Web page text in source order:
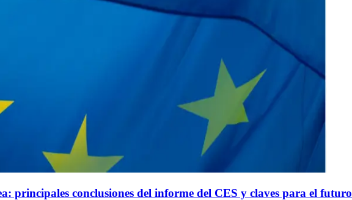
principales conclusiones del informe del CES y claves para el futuro